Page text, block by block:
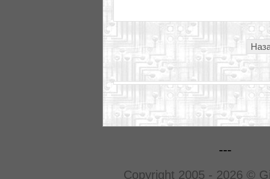
---
Copyright 2005 - 2026 ©